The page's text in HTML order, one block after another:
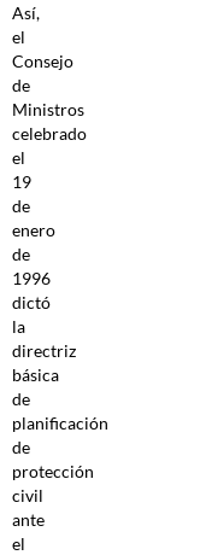
Así,
el
Consejo
de
Ministros
celebrado
el
19
de
enero
de
1996
dictó
la
directriz
básica
de
planificación
de
protección
civil
ante
el